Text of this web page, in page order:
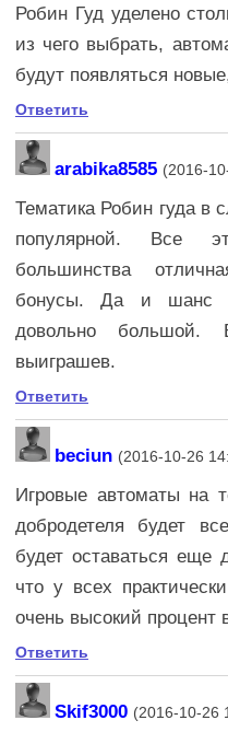
Робин Гуд уделено
из чего выбрать,
будут появляться
Ответить
arabika8585 (2016-
Тематика Робин гуда в
популярной. Все
большинства
бонусы. Да и шанс
довольно
выиграшев.
Ответить
beciun (2016-10-26
Игровые автоматы на
добродетеля будет
будет оставаться еще
что у всех
очень высокий процент
Ответить
Skif3000 (2016-10-26